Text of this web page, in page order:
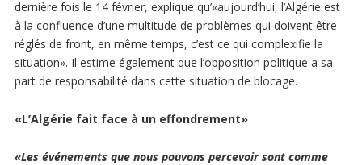
dernière fois le 14 février, explique qu’«aujourd’hui, l’Algérie est
à la confluence d’une multitude de problèmes qui doivent être
réglés de front, en même temps, c’est ce qui complexifie la
situation». Il estime également que l’opposition politique a sa
part de responsabilité dans cette situation de blocage.
«L’Algérie fait face à un effondrement»
«Les événements que nous pouvons percevoir sont comme